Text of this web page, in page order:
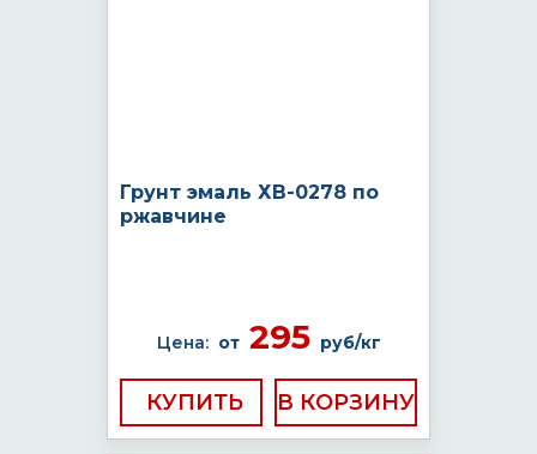
Грунт эмаль ХВ-0278 по
ржавчине
Цена: от295 руб/кг
КУПИТЬ